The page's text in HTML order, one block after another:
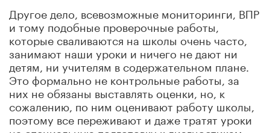
Другое дело, всевозможные мониторинги, ВПР
и тому подобные проверочные работы,
которые сваливаются на школы очень часто,
занимают наши уроки и ничего не дают ни
детям, ни учителям в содержательном плане.
Это формально не контрольные работы, за
них не обязаны выставлять оценки, но, к
сожалению, по ним оценивают работу школы,
поэтому все переживают и даже тратят уроки